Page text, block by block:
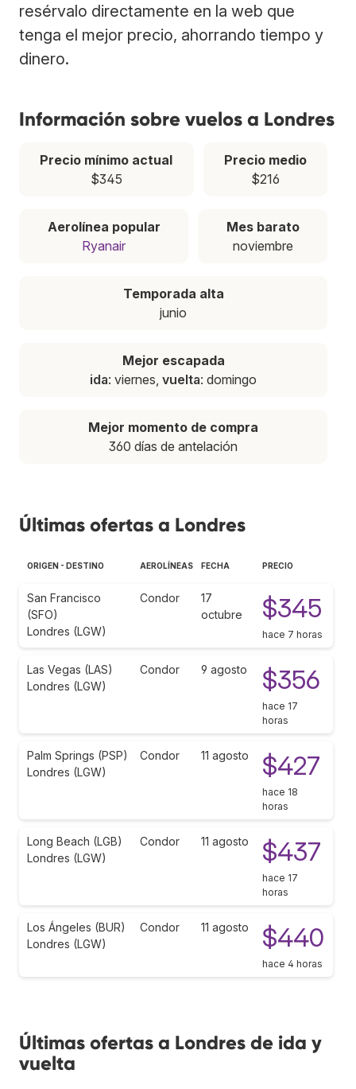
resérvalo directamente en la web que
tenga el mejor precio, ahorrando tiempo y
dinero.
Información sobre vuelos a Londres
Precio mínimo actual
$345
Precio medio
$216
Aerolínea popular
Ryanair
Mes barato
noviembre
Temporada alta
junio
Mejor escapada
ida: viernes, vuelta: domingo
Mejor momento de compra
360 días de antelación
Últimas ofertas a Londres
ORIGEN - DESTINO AEROLÍNEAS FECHA PRECIO
San Francisco
(SFO)
Londres (LGW)
Condor
17
octubre
$345
hace 7 horas
Las Vegas (LAS)
Londres (LGW)
Condor 9 agosto $356
hace 17
horas
Palm Springs (PSP)
Londres (LGW)
Condor 11 agosto $427
hace 18
horas
Long Beach (LGB)
Londres (LGW)
Condor 11 agosto $437
hace 17
horas
Los Ángeles (BUR)
Londres (LGW)
Condor 11 agosto $440
hace 4 horas
Últimas ofertas a Londres de ida y
vuelta